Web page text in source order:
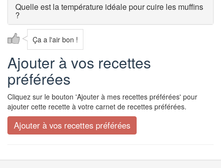
Quelle est la température idéale pour cuire les muffins
?
Ça a l'air bon !
Ajouter à vos recettes
préférées
Cliquez sur le bouton 'Ajouter à mes recettes préférées' pour
ajouter cette recette à votre carnet de recettes préférées.